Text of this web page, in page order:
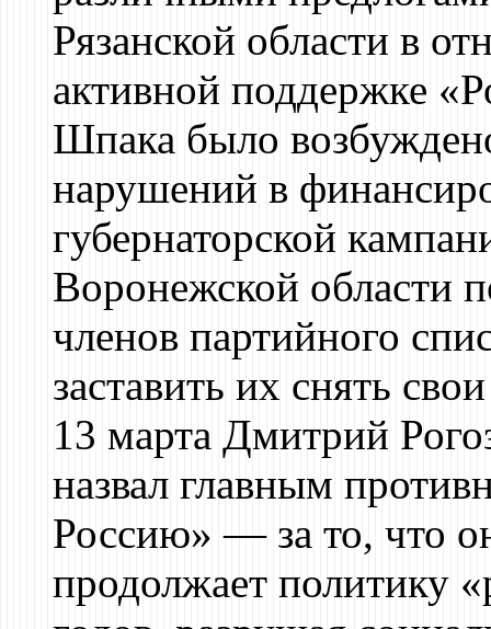
Рязанской области в
активной поддержке
Шпака было
нарушений в
губернаторской
Воронежской области
членов партийного
заставить их снять
13 марта Дмитрий
назвал главным
Россию» — за то, что
продолжает политику